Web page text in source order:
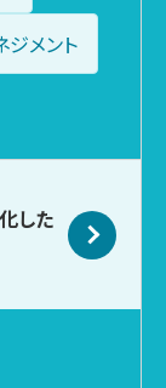
メント
した